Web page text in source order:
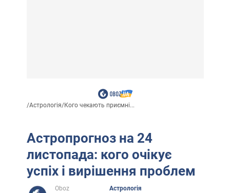
/Астрологія/Кого чекають приємні...
Астропрогноз на 24
листопада: кого очікує
успіх і вирішення проблем
Oboz
Астрологія